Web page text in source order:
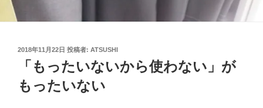
投
2018年11月22日 投稿者: ATSUSHI
「もったいないから使わない」が
もったいない